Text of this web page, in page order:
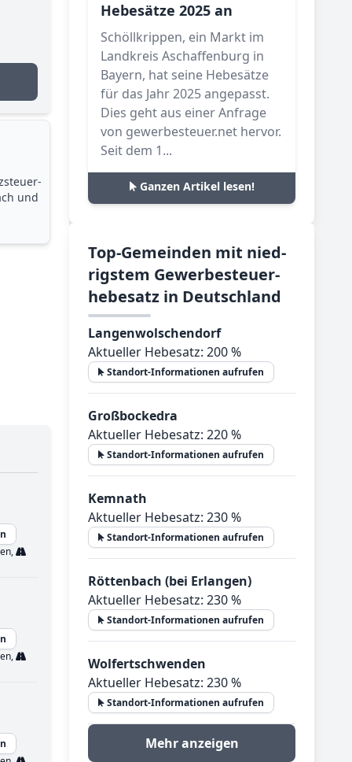
und
Hebesätze 2025 an
Schöllkrippen, ein Markt im
Landkreis Aschaffenburg in
Bayern, hat seine Hebesätze
für das Jahr 2025 angepasst.
Dies geht aus einer Anfrage
von gewerbesteuer.net hervor.
Seit dem 1...
Ganzen Artikel lesen!
Top-­Ge­mein­den mit nied­
rig­stem Ge­wer­be­steu­er­
he­be­satz in Deutsch­land
Langenwolschendorf
Aktueller Hebesatz: 200 %
Standort-Informationen aufrufen
Großbockedra
Aktueller Hebesatz: 220 %
Standort-Informationen aufrufen
Kemnath
Aktueller Hebesatz: 230 %
Standort-Informationen aufrufen
Röttenbach (bei Erlangen)
Aktueller Hebesatz: 230 %
Standort-Informationen aufrufen
Wolfertschwenden
Aktueller Hebesatz: 230 %
Standort-Informationen aufrufen
Mehr anzeigen